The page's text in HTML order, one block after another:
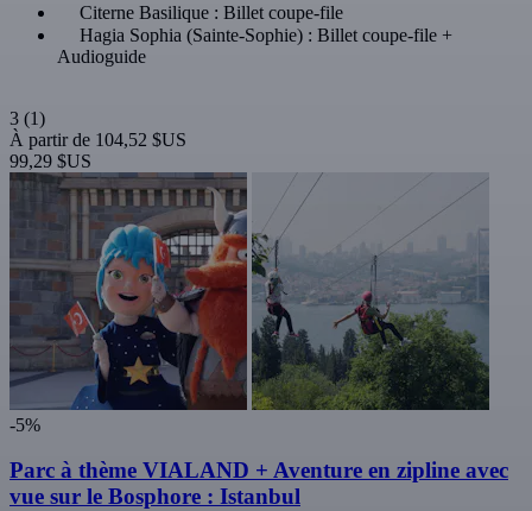
Citerne Basilique : Billet coupe-file
Hagia Sophia (Sainte-Sophie) : Billet coupe-file +
Audioguide
3 (1)
À partir de 104,52 $US
99,29 $US
-5%
Parc à thème VIALAND + Aventure en zipline avec
vue sur le Bosphore : Istanbul